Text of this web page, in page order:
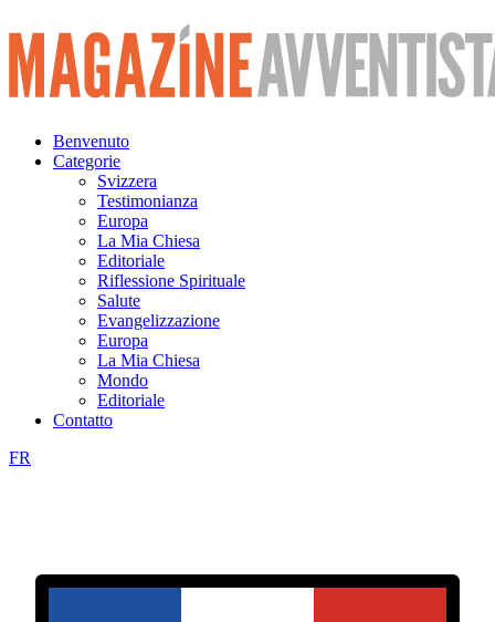
Vai
al
contenuto
Benvenuto
Categorie
Svizzera
Testimonianza
Europa
La Mia Chiesa
Editoriale
Riflessione Spirituale
Salute
Evangelizzazione
Europa
La Mia Chiesa
Mondo
Editoriale
Contatto
FR